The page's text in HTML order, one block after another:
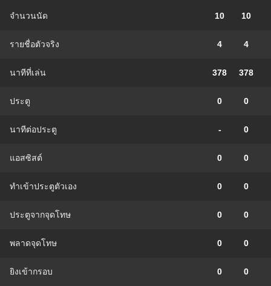
จำนวนนัด 10 10
รายชื่อตัวจริง 4 4
นาทีที่เล่น 378 378
ประตู 0 0
นาทีต่อประตู - 0
แอสซิสต์ 0 0
ทําเข้าประตูตัวเอง 0 0
ประตูจากจุดโทษ 0 0
พลาดจุดโทษ 0 0
ยิงเข้ากรอบ 0 0